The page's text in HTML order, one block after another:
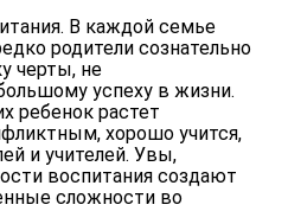
В каждой семье
родители сознательно
черты, не
успеху в жизни.
ребенок растет
, хорошо учится,
и учителей. Увы,
воспитания создают
сложности во